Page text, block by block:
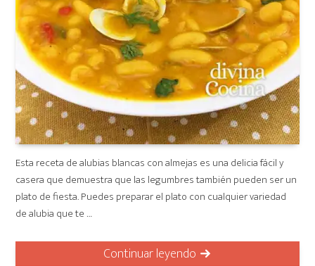
Esta receta de alubias blancas con almejas es una delicia fácil y
casera que demuestra que las legumbres también pueden ser un
plato de fiesta. Puedes preparar el plato con cualquier variedad
de alubia que te …
Continuar leyendo